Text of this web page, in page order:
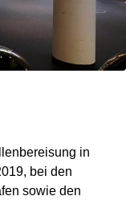
in
bei den
sowie den